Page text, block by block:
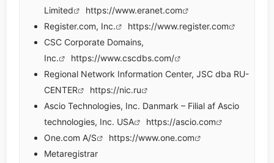
Limited
https://www.eranet.com
Register.com, Inc.
https://www.register.com
CSC Corporate Domains,
Inc.
https://www.cscdbs.com/
Regional Network Information Center, JSC dba RU-
CENTER
https://nic.ru
Ascio Technologies, Inc. Danmark – Filial af Ascio
technologies, Inc. USA
https://ascio.com
One.com A/S
https://www.one.com
Metaregistrar